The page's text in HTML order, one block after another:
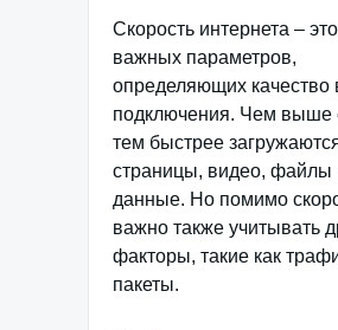
Скорость интернета –
важных параметров,
определяющих качество
подключения. Чем выше
тем быстрее
страницы, видео, файлы
данные. Но помимо
важно также учитывать
факторы, такие как
пакеты.